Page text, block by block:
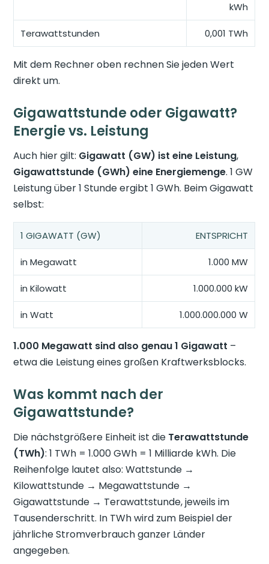
kWh
Terawattstunden 0,001 TWh
Mit dem Rechner oben rechnen Sie jeden Wert
direkt um.
Gigawattstunde oder Gigawatt?
Energie vs. Leistung
Auch hier gilt: Gigawatt (GW) ist eine Leistung,
Gigawattstunde (GWh) eine Energiemenge. 1 GW
Leistung über 1 Stunde ergibt 1 GWh. Beim Gigawatt
selbst:
1 GIGAWATT (GW) ENTSPRICHT
in Megawatt 1.000 MW
in Kilowatt 1.000.000 kW
in Watt 1.000.000.000 W
1.000 Megawatt sind also genau 1 Gigawatt –
etwa die Leistung eines großen Kraftwerksblocks.
Was kommt nach der
Gigawattstunde?
Die nächstgrößere Einheit ist die Terawattstunde
(TWh): 1 TWh = 1.000 GWh = 1 Milliarde kWh. Die
Reihenfolge lautet also: Wattstunde →
Kilowattstunde → Megawattstunde →
Gigawattstunde → Terawattstunde, jeweils im
Tausenderschritt. In TWh wird zum Beispiel der
jährliche Stromverbrauch ganzer Länder
angegeben.